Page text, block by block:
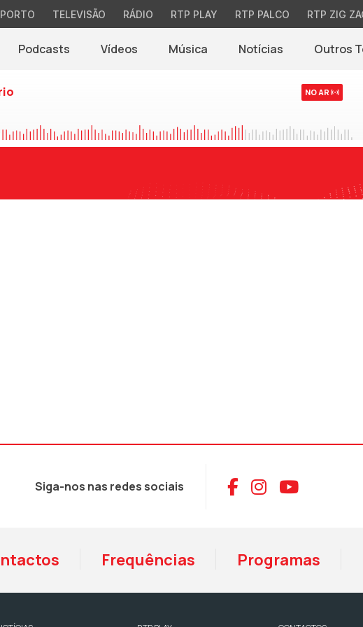
TELEVISÃO RÁDIO RTP PLAY RTP PALCO RTP ZIG
Podcasts Vídeos Música Notícias(abre em nova
Outros
NO AR
Siga-nos nas redes sociais Aceder ao
Aceder ao
Aceder
Frequências Programas